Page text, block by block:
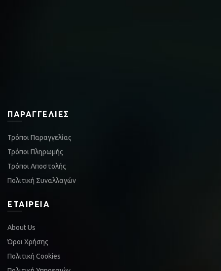
ΠΑΡΑΓΓΕΛΊΕΣ
Τρόποι Παραγγελίας
Τρόποι Πληρωμής
Τρόποι Αποστολής
Πολιτική Συναλλαγών
ΕΤΑΙΡΕΊΑ
About Us
Όροι Χρήσης
Πολιτική Cookies